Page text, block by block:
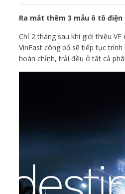
Ra mắt thêm 3 mẫu ô tô
Chỉ 2 tháng sau khi giới thiệu
VinFast công bố sẽ tiếp tục
hoàn chỉnh, trải đều ở tất cả